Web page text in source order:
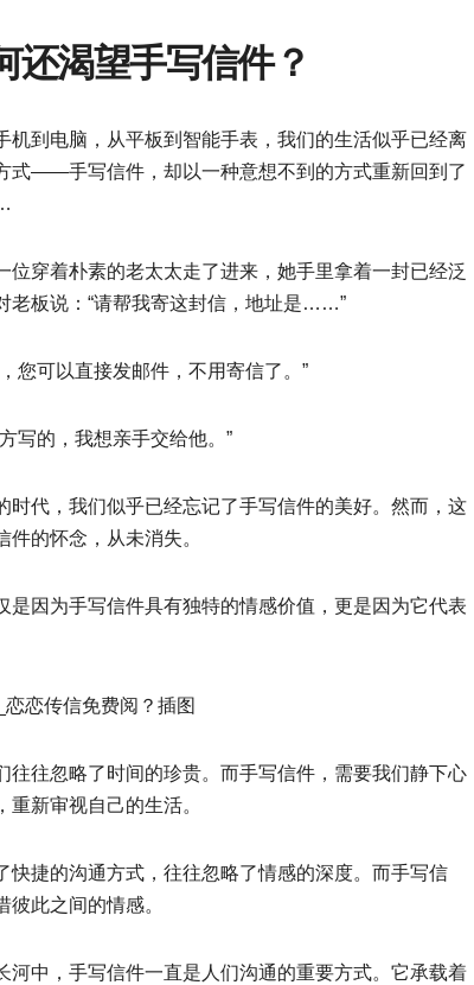
还渴望手写信件？
到电脑，从平板到智能手表，我们的生活似乎已经离
式——手写信件，却以一种意想不到的方式重新回到了
穿着朴素的老太太走了进来，她手里拿着一封已经泛
老板说：“请帮我寄这封信，地址是……”
您可以直接发邮件，不用寄信了。”
写的，我想亲手交给他。”
代，我们似乎已经忘记了手写信件的美好。然而，这
的怀念，从未消失。
因为手写信件具有独特的情感价值，更是因为它代表
往忽略了时间的珍贵。而手写信件，需要我们静下心
新审视自己的生活。
捷的沟通方式，往往忽略了情感的深度。而手写信
此之间的情感。
中，手写信件一直是人们沟通的重要方式。它承载着